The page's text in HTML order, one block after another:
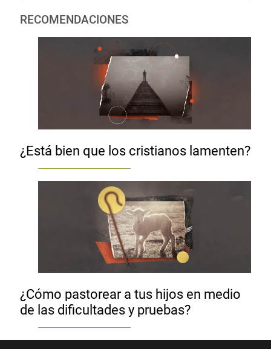
RECOMENDACIONES
¿Está bien que los cristianos lamenten?
¿Cómo pastorear a tus hijos en medio
de las dificultades y pruebas?